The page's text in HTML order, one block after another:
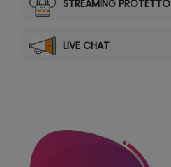
STREAMING PROTETTO
LIVE CHAT